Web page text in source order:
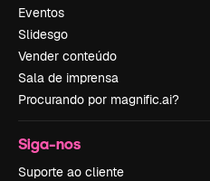
Eventos
Slidesgo
Vender conteúdo
Sala de imprensa
Procurando por magnific.ai?
Siga-nos
Suporte ao cliente